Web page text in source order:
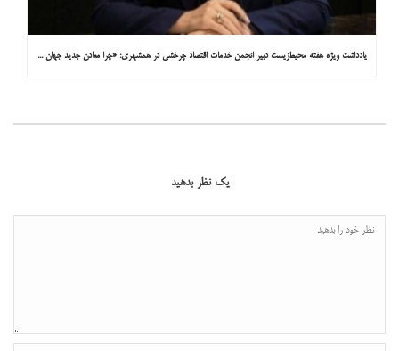
یادداشت ویژه هفته محیط‌زیست دبیر انجمن خدمات اقتصاد چرخشی در همشهری: «چرا معادن جدید جهان زیر زمین نیستند؟»
یک نظر بدهید